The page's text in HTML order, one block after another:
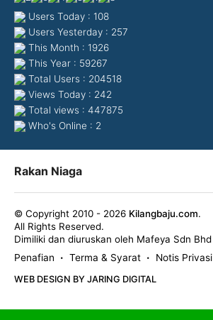
Users Today : 108
Users Yesterday : 257
This Month : 1926
This Year : 59267
Total Users : 204518
Views Today : 242
Total views : 447875
Who's Online : 2
Rakan Niaga
© Copyright 2010 - 2026 Kilangbaju.com.
All Rights Reserved.
Dimiliki dan diuruskan oleh Mafeya Sdn
Penafian
• Terma & Syarat • Notis Privasi
WEB DESIGN BY JARING DIGITAL